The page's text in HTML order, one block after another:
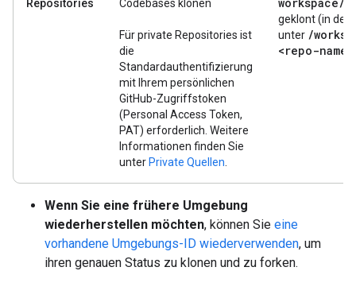
Repositories
Codebases klonen
Für private Repositories ist
die
Standardauthentifizierung
mit Ihrem persönlichen
GitHub-Zugriffstoken
(Personal Access Token,
PAT) erforderlich. Weitere
Informationen finden Sie
unter Private Quellen
geklont (in der
unter /
<repo-name>
Wenn Sie eine frühere Umgebung
wiederherstellen möchten, können Sie eine
vorhandene Umgebungs-ID wiederverwenden, um
ihren genauen Status zu klonen und zu forken.